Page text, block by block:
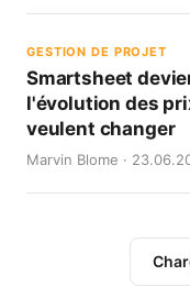
GESTION DE PROJET
Smartsheet
l'évolution des
veulent changer
Marvin Blome ·